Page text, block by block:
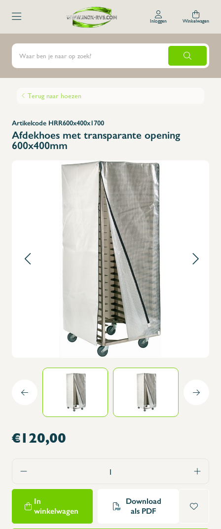
Inloggen Winkelwagen
Terug naar hoezen
Artikelcode HRR600x400x1700
Afdekhoes met transparante opening
600x400mm
€120,00
In
winkelwagen
Download
als PDF